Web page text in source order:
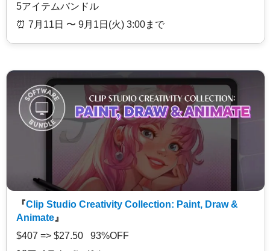
5アイテムバンドル
⏰️ 7月11日 〜 9月1日(火) 3:00まで
『Clip Studio Creativity Collection: Paint, Draw &
Animate 』
$407 => $27.50 93%OFF